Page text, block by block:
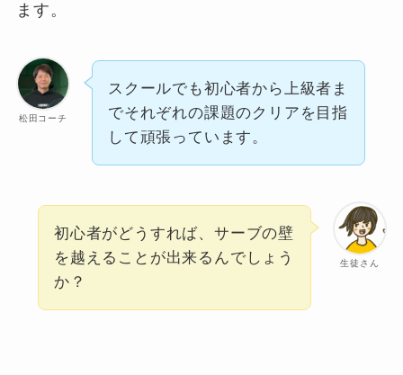
ます。
松田コーチ
スクールでも初心者から上級者ま
でそれぞれの課題のクリアを目指
して頑張っています。
生徒さん
初心者がどうすれば、サーブの壁
を越えることが出来るんでしょう
か？